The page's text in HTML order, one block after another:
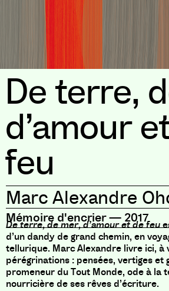
De terre,
d’amour
feu
Marc Alexandre
Mémoire d'encrier— 2017
De terre, de mer, d’amour et de feu
d’un dandy de grand chemin, en
tellurique. Marc Alexandre livre ici, à
pérégrinations : pensées, vertiges et
promeneur du Tout Monde, ode à la
nourricière de ses rêves d’écriture.